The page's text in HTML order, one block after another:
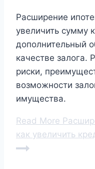
Расширение
увеличить сумму
дополнительный
качестве залога.
риски,
возможности
имущества.
Read More
как увеличить